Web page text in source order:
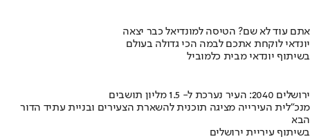
אתם עוד לא שם? הטיסה למונדיאל כבר יצאה
יונדאי לוקחת אתכם לבמה הכי גדולה בעולם
בשיתוף יונדאי מבית כלמוביל
ירושלים 2040: העיר נערכת ל- 1.5 מליון תושבים
מנכ"לית העירייה מציגה תוכנית להשארת הצעירים ובניית עתיד הדור
הבא
בשיתוף עיריית ירושלים